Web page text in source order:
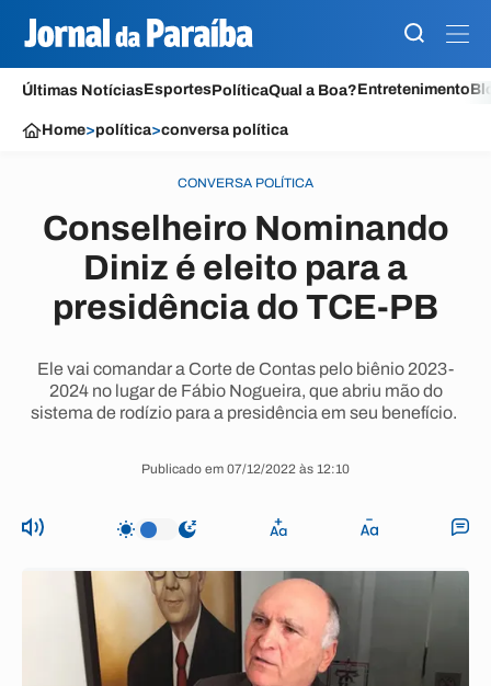
Últimas NotíciasEsportesPolíticaQual a Boa?Entretenimento
Home>política>conversa política
CONVERSA POLÍTICA
Conselheiro Nominando
Diniz é eleito para a
presidência do TCE-PB
Ele vai comandar a Corte de Contas pelo biênio 2023-
2024 no lugar de Fábio Nogueira, que abriu mão do
sistema de rodízio para a presidência em seu benefício.
Publicado em 07/12/2022 às 12:10